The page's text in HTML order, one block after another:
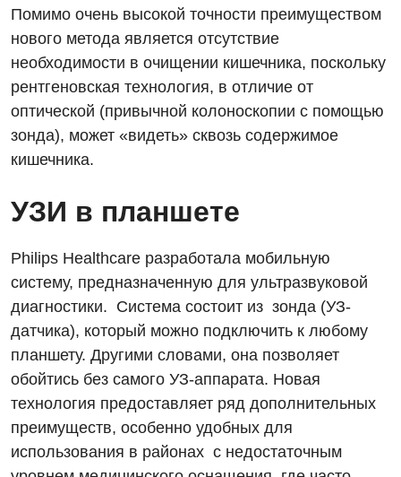
Маммография
Нейросонография
Рентгенография
УЗИ
Для взрослых
Аллергология, иммунология
Андрология
Бесплатные услуги
Вакцинация
Гастроэнтерология
Гематология
Отделение кардиососудистой патологии и неврологии
Отделение неотложных состояний
Офтальмологическое отделение
Педиатрическое отделение
Скорая медицинская помощь
Травматологическое отделение
Урологическое отделение
Хирургическое отделение
Эндоскопическое отделение
Декларирование
Лечение острого инфаркта
Украинский
Русский
Помимо очень высокой точности преимуществом
нового метода является отсутствие
необходимости в очищении кишечника, поскольку
рентгеновская технология, в отличие от
оптической (привычной колоноскопии с помощью
зонда), может «видеть» сквозь содержимое
кишечника.
УЗИ в планшете
Philips Healthcare разработала мобильную
систему, предназначенную для ультразвуковой
диагностики. Система состоит из зонда (УЗ-
датчика), который можно подключить к любому
планшету. Другими словами, она позволяет
обойтись без самого УЗ-аппарата. Новая
технология предоставляет ряд дополнительных
преимуществ, особенно удобных для
использования в районах с недостаточным